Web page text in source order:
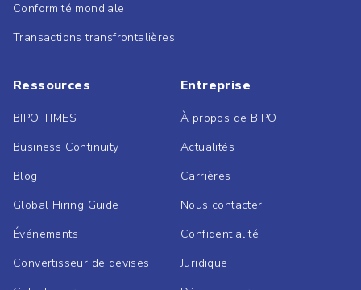
Conformité mondiale
Transactions transfrontalières
Ressources
BIPO TIMES
Business Continuity
Blog
Global Hiring Guide
Événements
Convertisseur de devises
Entreprise
À propos de BIPO
Actualités
Carrières
Nous contacter
Confidentialité
Juridique